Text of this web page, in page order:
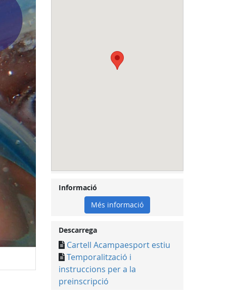
Acampaesport Estiu
Informació
Més informació
Descarrega
Cartell Acampaesport estiu
Temporalització i
instruccions per a la
preinscripció